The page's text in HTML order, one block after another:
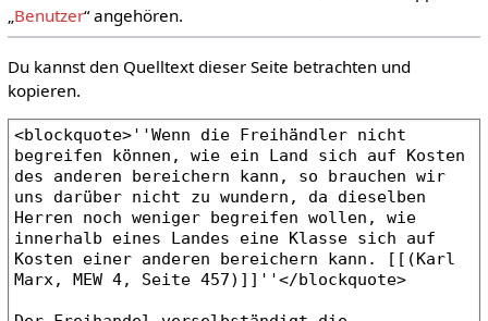
„Benutzer“ angehören.
Du kannst den Quelltext dieser Seite betrachten und
kopieren.